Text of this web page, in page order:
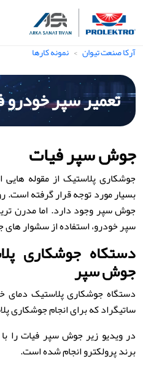
آرکا صنعت تیوان نمونه کارها
تعمیر سپر
جوش سپر فیات
جوشکاری پلاستیک از مقوله
بسیار مورد توجه قرار گرفته است.
جوش سپر وجود دارد. اما مدرن
سپر خودرو، استفاده از سشوار
دستکاه جوشکاری
جوش سپر
ساتیگراد که برای انجام
در ویدیو زیر جوش سپر فیات را
برند پرولکترو انجام شده است.